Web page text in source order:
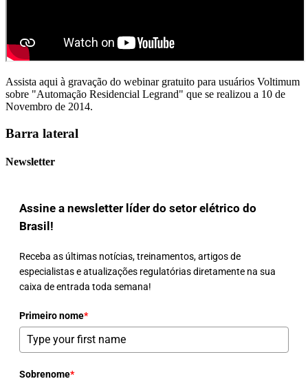
Assista aqui à gravação do webinar gratuito para usuários Voltimum
sobre "Automação Residencial Legrand" que se realizou a 10 de
Novembro de 2014.
Barra lateral
Newsletter
Assine a newsletter líder do setor elétrico do
Brasil!
Receba as últimas notícias, treinamentos, artigos de
especialistas e atualizações regulatórias diretamente na sua
caixa de entrada toda semana!
Primeiro nome*
Sobrenome*